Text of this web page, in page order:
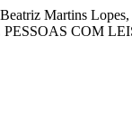
Martins
COM